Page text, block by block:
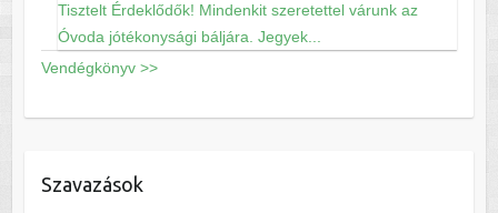
Tisztelt Érdeklődők! Mindenkit szeretettel várunk az
Óvoda jótékonysági báljára. Jegyek...
Vendégkönyv >>
Szavazások